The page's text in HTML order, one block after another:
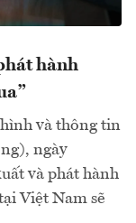
hành
và thông tin
ngày
và phát hành
Việt Nam sẽ